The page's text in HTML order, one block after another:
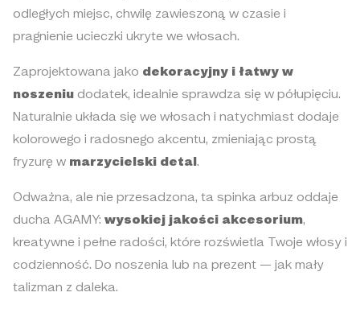
odległych miejsc, chwilę zawieszoną w czasie i
pragnienie ucieczki ukryte we włosach.
Zaprojektowana jako dekoracyjny i łatwy w
noszeniu dodatek, idealnie sprawdza się w półupięciu.
Naturalnie układa się we włosach i natychmiast dodaje
kolorowego i radosnego akcentu, zmieniając prostą
fryzurę w marzycielski detal.
Odważna, ale nie przesadzona, ta spinka arbuz oddaje
ducha AGAMY: wysokiej jakości akcesorium,
kreatywne i pełne radości, które rozświetla Twoje włosy i
codzienność. Do noszenia lub na prezent — jak mały
talizman z daleka.